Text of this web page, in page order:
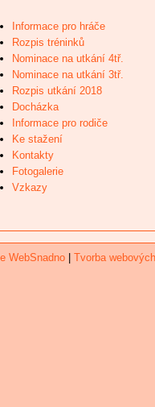
Informace pro hráče
Rozpis tréninků
Nominace na utkání 4tř.
Nominace na utkání 3tř.
Rozpis utkání 2018
Docházka
Informace pro rodiče
Ke stažení
Kontakty
Fotogalerie
Vzkazy
WebSnadno| Tvorba